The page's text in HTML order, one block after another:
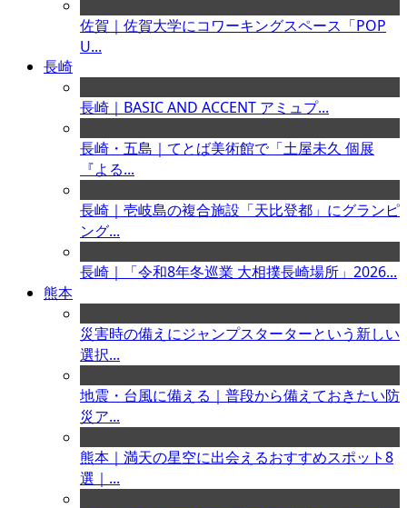
佐賀｜佐賀大学にコワーキングスペース「POP
U...
長崎
長崎｜BASIC AND ACCENT アミュプ...
長崎・五島｜てとば美術館で「土屋未久 個展
『よる...
長崎｜壱岐島の複合施設「天比登都」にグランピ
ング...
長崎｜「令和8年冬巡業 大相撲長崎場所」2026...
熊本
災害時の備えにジャンプスターターという新しい
選択...
地震・台風に備える｜普段から備えておきたい防
災ア...
熊本｜満天の星空に出会えるおすすめスポット8
選｜...